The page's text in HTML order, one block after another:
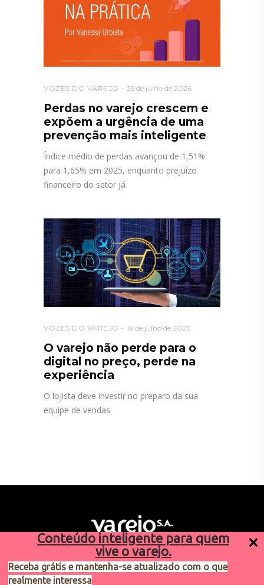
Conteúdo inteligente para quem
vive o varejo.
Receba grátis e mantenha-se atualizado com o que
realmente interessa
VOZES DO VAREJO 25 de julho de 2026
Perdas no varejo crescem e
expõem a urgência de uma
prevenção mais inteligente
Índice médio de perdas avançou de 1,51%
para 1,65% em 2025, enquanto prejuízo
financeiro do setor já
VOZES DO VAREJO 16 de julho de 2026
O varejo não perde para o
digital no preço, perde na
experiência
O lojista deve investir no preparo da sua
equipe de vendas